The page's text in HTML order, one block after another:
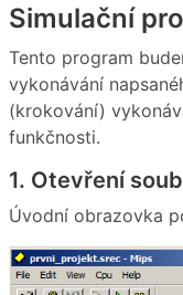
Simulační
Tento program
vykonávání
(krokování)
funkčnosti.
1. Otevření
Úvodní obrazovka